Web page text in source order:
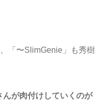
「〜SlimGenie」も秀樹
が肉付けしていくのが